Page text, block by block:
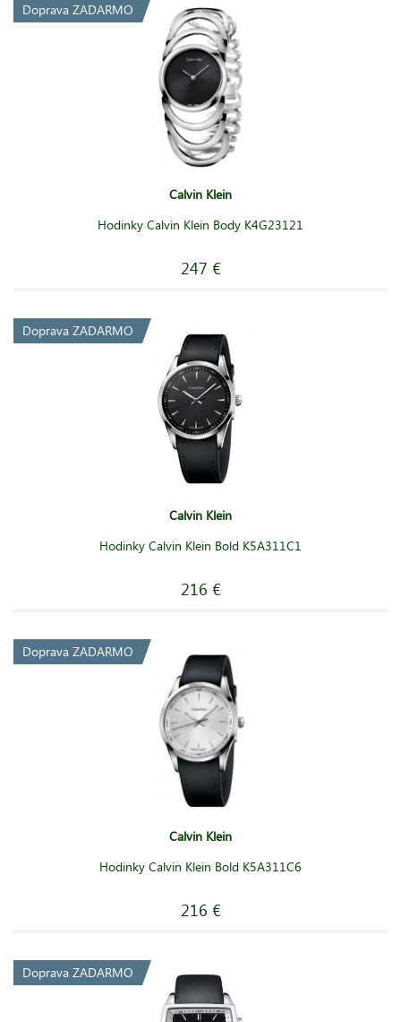
Doprava ZADARMO
Calvin Klein
Hodinky Calvin Klein Body K4G23121
247 €
Doprava ZADARMO
Calvin Klein
Hodinky Calvin Klein Bold K5A311C1
216 €
Doprava ZADARMO
Calvin Klein
Hodinky Calvin Klein Bold K5A311C6
216 €
Doprava ZADARMO